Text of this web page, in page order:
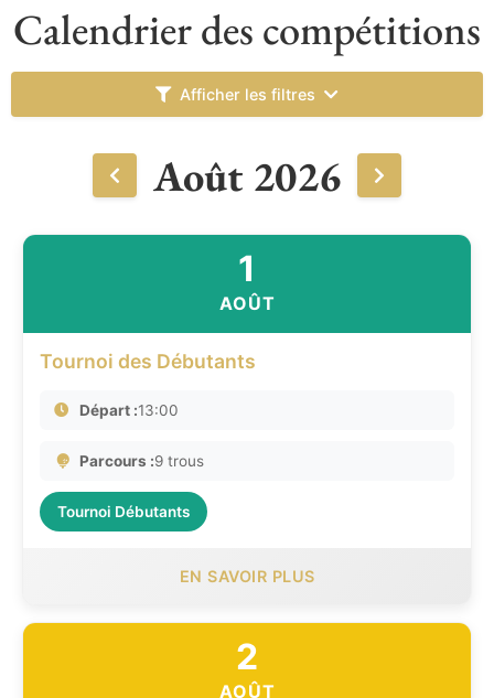
Calendrier des compétitions
Afficher les filtres
Août 2026
1
AOÛT
Tournoi des Débutants
Départ :13:00
Parcours :9 trous
Tournoi Débutants
EN SAVOIR PLUS
2
AOÛT